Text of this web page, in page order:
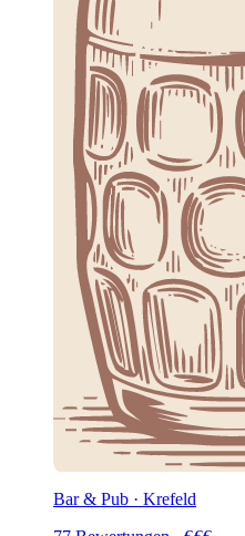
Bar & Pub · Krefeld